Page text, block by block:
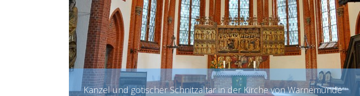
Kanzel und gotischer Schnitzaltar in der Kirche von Warnemünde